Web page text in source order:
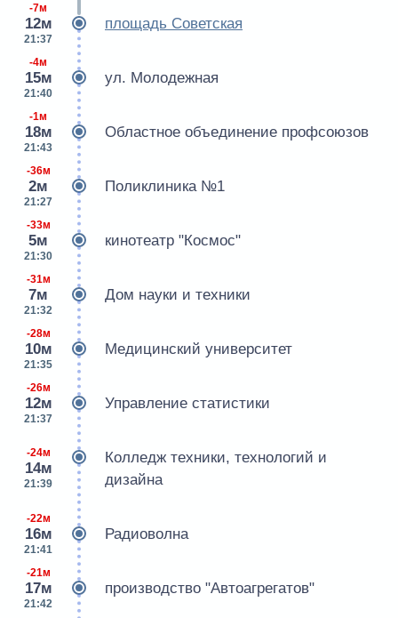
-7м
12м
21:37
площадь Советская
-4м
15м
21:40
ул. Молодежная
-1м
18м
21:43
Областное объединение профсоюзов
-36м
2м
21:27
Поликлиника №1
-33м
5м
21:30
кинотеатр "Космос"
-31м
7м
21:32
Дом науки и техники
-28м
10м
21:35
Медицинский университет
-26м
12м
21:37
Управление статистики
-24м
14м
21:39
Колледж техники, технологий и
дизайна
-22м
16м
21:41
Радиоволна
-21м
17м
21:42
производство "Автоагрегатов"